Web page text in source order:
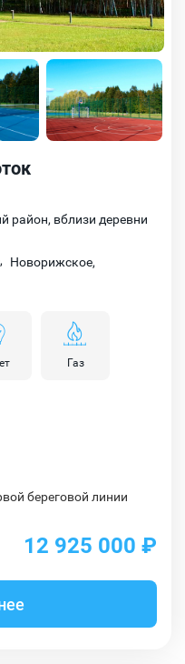
район, вблизи деревни
Новорижское,
Газ
12 925 000 ₽
береговой линии